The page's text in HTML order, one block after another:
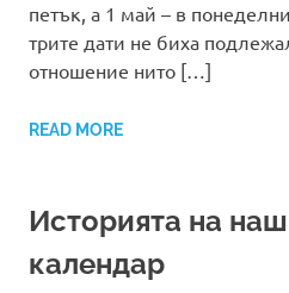
петък, а 1 май – в
трите дати не биха
отношение нито […]
READ MORE
Историята на
календар